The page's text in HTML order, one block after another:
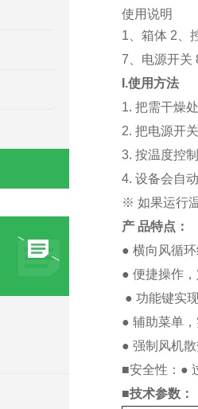
使用说明
1、箱体 2、
7、电源开关
I.使用方法
1. 把需干燥
2. 把电源开
3. 按温度控
4. 设备会自
※ 如果运行
产 品特点：
● 横向风循
● 便捷操作
● 功能键实
● 辅助菜单
● 强制风机
■安全性：
■技术参数：